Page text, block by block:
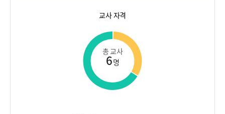
교사 자격
총 교사
6명